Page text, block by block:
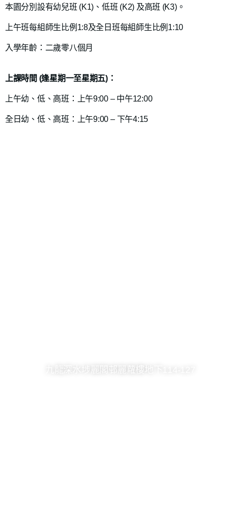
本園分別設有幼兒班 (K1)、低班 (K2) 及高班 (K3)。
上午班每組師生比例1:8及全日班每組師生比例1:10
入學年齡：二歲零八個月
上課時間 (逢星期一至星期五)：
上午幼、低、高班：上午9:00 – 中午12:00
全日幼 、 低、 高班：上午9:00 – 下午4:15
九龍深水埗麗閣邨麗蘿樓地下114-127